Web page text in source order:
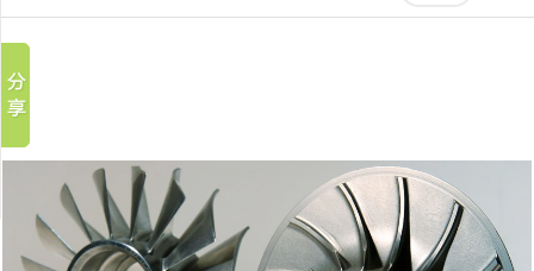
紫外线激光打标机
CO2激光打标机
精密激光切割机
大幅激光切割机
激光焊接系列
猜球网站-猜球(中国) CX-CE-1500手持焊接机_激光焊
激光智能生产线
汽车行业激光智能解决方案
轨道交通行业激光智能加工解决方案
客户案例
创客说
关于创恒
走进创恒
猜球网站
记
录
历
史
记
空
QQ好友